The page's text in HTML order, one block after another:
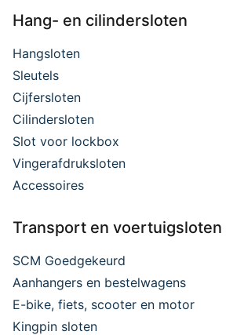
Hang- en cilindersloten
Hangsloten
Sleutels
Cijfersloten
Cilindersloten
Slot voor lockbox
Vingerafdruksloten
Accessoires
Transport en voertuigsloten
SCM Goedgekeurd
Aanhangers en bestelwagens
E-bike, fiets, scooter en motor
Kingpin sloten